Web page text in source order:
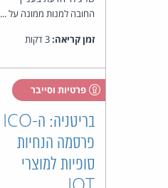
החובה למנות ממונה על ...
זמן קריאה:
פרטיות וסייבר
בריטניה: ה-ICO
פרסמה הנחיות
סופיות למוצרי